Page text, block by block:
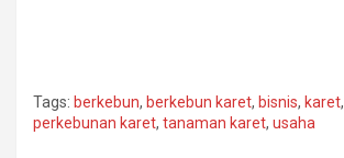
Tags: berkebun, berkebun karet, bisnis, karet,
perkebunan karet, tanaman karet, usaha